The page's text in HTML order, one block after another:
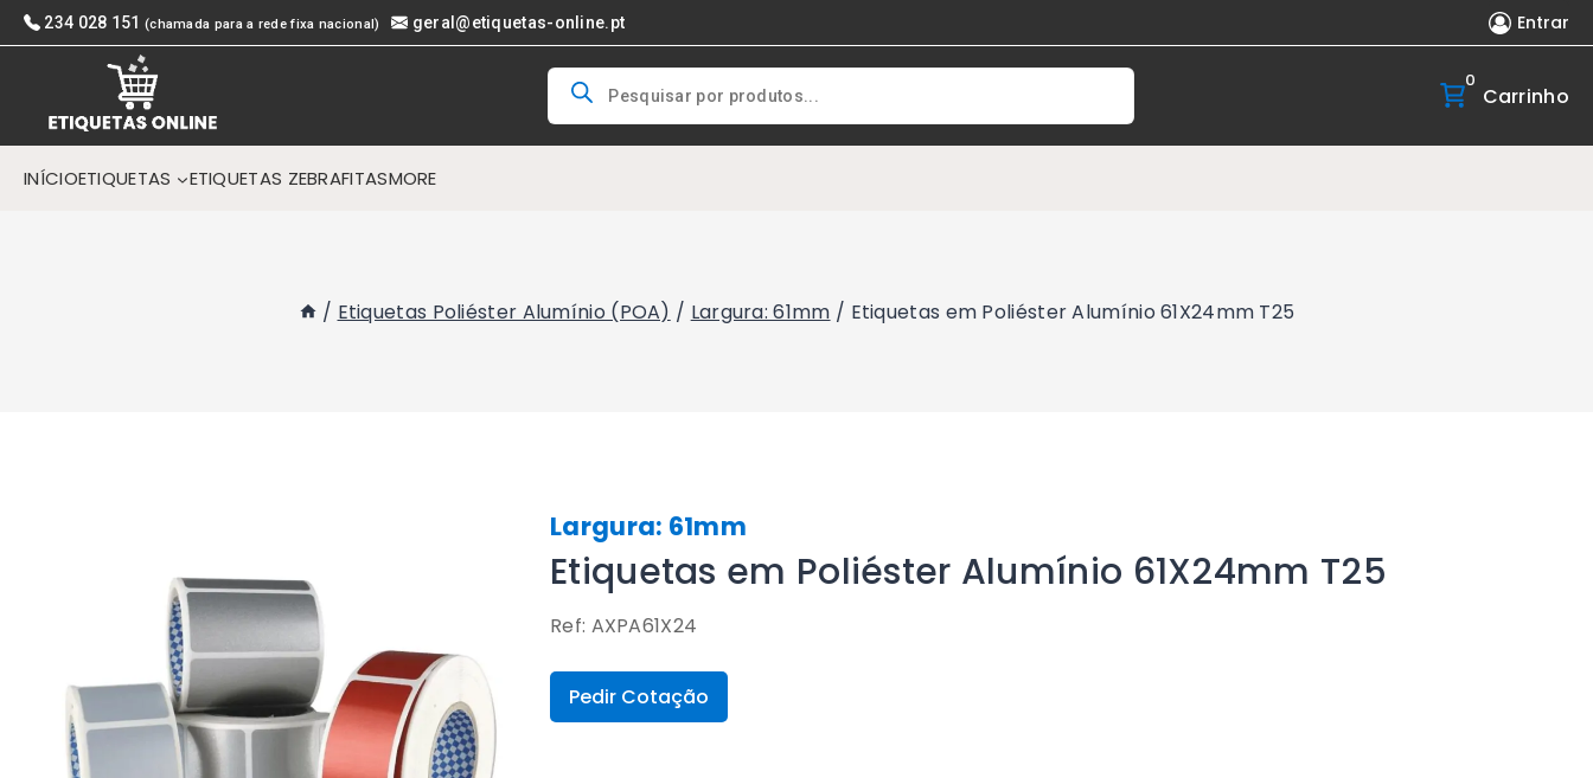
Skip
to
234 028 151 (chamada para a rede fixa nacional) geral@etiquetas-online.pt Entrar
Products
search
0
Carrinho
INÍCIOETIQUETAS ETIQUETAS ZEBRAFITASMORE
/ Etiquetas Poliéster Alumínio (POA) / Largura: 61mm / Etiquetas em Poliéster Alumínio 61X24mm T25
Largura: 61mm
Etiquetas em Poliéster Alumínio 61X24mm T25
Ref: AXPA61X24
Pedir Cotação